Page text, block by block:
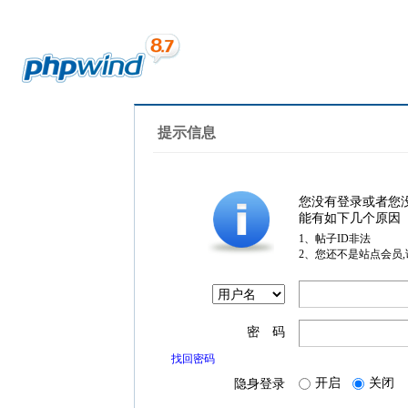
提示信息
您没有登录或者您
能有如下几个原因
1、帖子ID非法
2、您还不是站点会员
密 码
找回密码
隐身登录 开启 关闭